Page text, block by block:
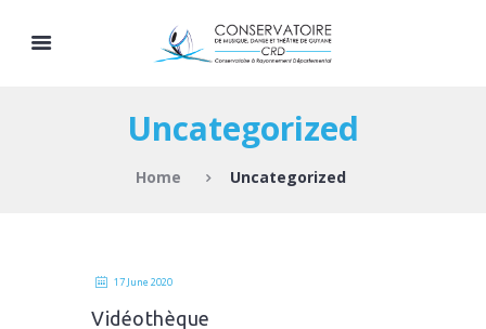
Uncategorized
Home Uncategorized
17 June 2020
Vidéothèque